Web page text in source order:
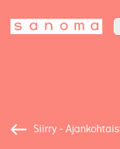
Siirry -